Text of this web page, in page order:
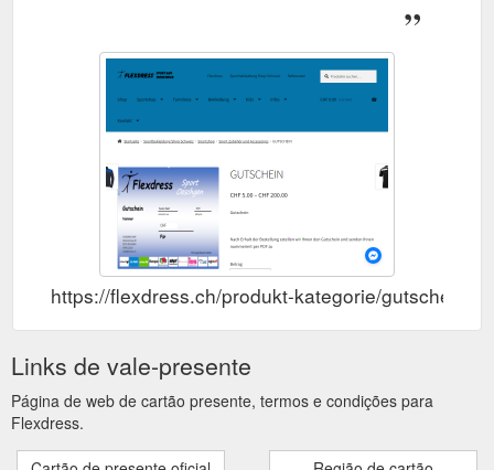
https://flexdress.ch/produkt-kategorie/gutscheine-
Links de vale-presente
Página de web de cartão presente, termos e condições para
Flexdress.